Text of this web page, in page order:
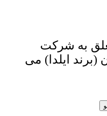
به شرکت
(برند ایلدا) می